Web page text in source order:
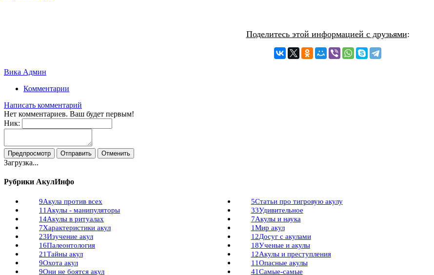
Поделитесь этой информацией с друзьями:
Вика Админ
Комментарии
Написать комментарий
Нет комментариев. Ваш будет первым!
Ник:
Загрузка...
Рубрики АкулИнфо
9Акула против всех
11 Акулы - манипуляторы
14Акулы в ритуалах
7Характеристики акул
23Изучение акул
16Палеонтология
21Тайны акул
9Охота акул
9Они не боятся акул
5Статьи про тигровую акулу
33Удивительное
7Акулы и наука
1Мир акул
12Досуг с акулами
18Ученые и акулы
12Акулы и преступления
11Опасные акулы
41Самые-самые